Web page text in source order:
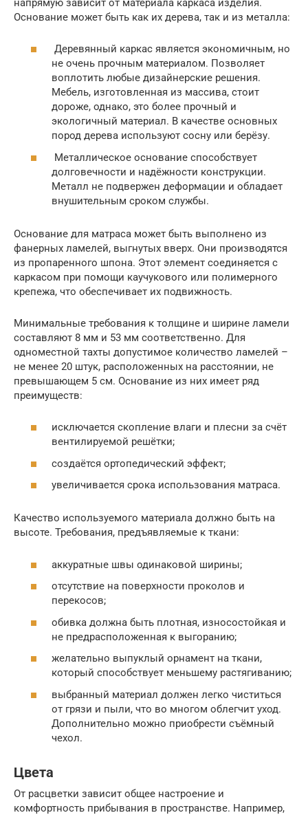
напрямую зависит от материала каркаса изделия.
Основание может быть как их дерева, так и из металла:
Деревянный каркас является экономичным, но
не очень прочным материалом. Позволяет
воплотить любые дизайнерские решения.
Мебель, изготовленная из массива, стоит
дороже, однако, это более прочный и
экологичный материал. В качестве основных
пород дерева используют сосну или берёзу.
Металлическое основание способствует
долговечности и надёжности конструкции.
Металл не подвержен деформации и обладает
внушительным сроком службы.
Основание для матраса может быть выполнено из
фанерных ламелей, выгнутых вверх. Они производятся
из пропаренного шпона. Этот элемент соединяется с
каркасом при помощи каучукового или полимерного
крепежа, что обеспечивает их подвижность.
Минимальные требования к толщине и ширине ламели
составляют 8 мм и 53 мм соответственно. Для
одноместной тахты допустимое количество ламелей –
не менее 20 штук, расположенных на расстоянии, не
превышающем 5 см. Основание из них имеет ряд
преимуществ:
исключается скопление влаги и плесни за счёт
вентилируемой решётки;
создаётся ортопедический эффект;
увеличивается срока использования матраса.
Качество используемого материала должно быть на
высоте. Требования, предъявляемые к ткани:
аккуратные швы одинаковой ширины;
отсутствие на поверхности проколов и
перекосов;
обивка должна быть плотная, износостойкая и
не предрасположенная к выгоранию;
желательно выпуклый орнамент на ткани,
который способствует меньшему растягиванию;
выбранный материал должен легко чиститься
от грязи и пыли, что во многом облегчит уход.
Дополнительно можно приобрести съёмный
чехол.
Цвета
От расцветки зависит общее настроение и
комфортность прибывания в пространстве. Например,